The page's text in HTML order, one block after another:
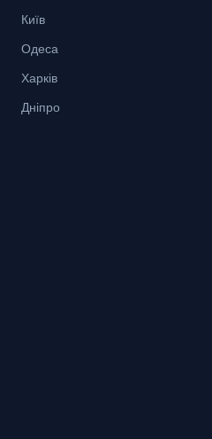
Київ
Одеса
Харків
Дніпро